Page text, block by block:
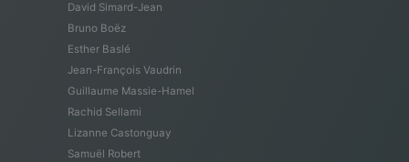
David Simard-Jean
Bruno Boëz
Esther Baslé
Jean-François Vaudrin
Guillaume Massie-Hamel
Rachid Sellami
Lizanne Castonguay
Samuël Robert